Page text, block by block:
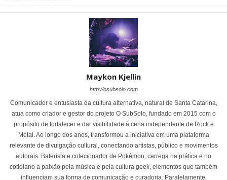
Maykon Kjellin
http://osubsolo.com
Comunicador e entusiasta da cultura alternativa, natural de Santa Catarina,
atua como criador e gestor do projeto O SubSolo, fundado em 2015 com o
propósito de fortalecer e dar visibilidade à cena independente de Rock e
Metal. Ao longo dos anos, transformou a iniciativa em uma plataforma
relevante de divulgação cultural, conectando artistas, público e movimentos
autorais. Baterista e colecionador de Pokémon, carrega na prática e no
cotidiano a paixão pela música e pela cultura geek, elementos que também
influenciam sua forma de comunicação e curadoria. Paralelamente,